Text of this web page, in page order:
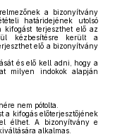
a bizonyítvány
határidejének utolsó
kifogást terjeszthet elő az
kézbesítésre került a
elő a bizonyítvány
és elő kell adni, hogy a
milyen indokok alapján
nem pótolta.
a kifogás előterjesztőjének
élhet. A bizonyítvány e
alkalmas.